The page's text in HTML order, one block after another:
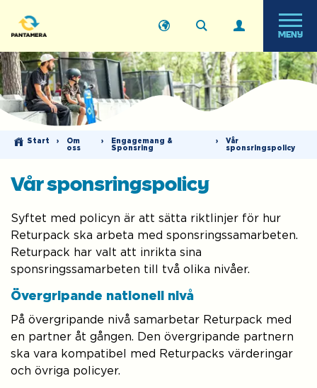
MENY
Start ›
Om
oss
›
Engagemang &
Sponsring
›
Vår
sponsringspolicy
Vår sponsringspolicy
Syftet med policyn är att sätta riktlinjer för hur
Returpack ska arbeta med sponsringssamarbeten.
Returpack har valt att inrikta sina
sponsringssamarbeten till två olika nivåer.
Övergripande nationell nivå
På övergripande nivå samarbetar Returpack med
en partner åt gången. Den övergripande partnern
ska vara kompatibel med Returpacks värderingar
och övriga policyer.